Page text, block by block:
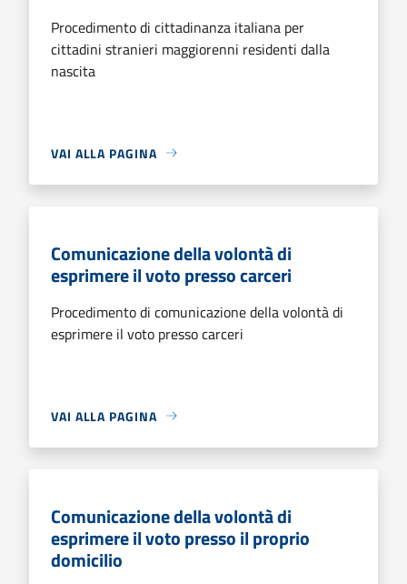
Procedimento di cittadinanza italiana per
cittadini stranieri maggiorenni residenti dalla
nascita
VAI ALLA PAGINA
Comunicazione della volontà di
esprimere il voto presso carceri
Procedimento di comunicazione della volontà di
esprimere il voto presso carceri
VAI ALLA PAGINA
Comunicazione della volontà di
esprimere il voto presso il proprio
domicilio